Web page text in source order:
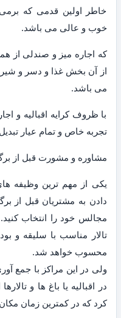
خاطر اولین قدمی که
خوب و عالی می باشد.
که اجاره میز و صندلی از
از آن بخش غذا و دسر و
می باشد.
با ظروف کرایه اقبالیه و
تجربه خاص و تمام عیار
مشاوره و مشورت قبل از
یکی از مهم ترین وظیفه
دادن به مشتریان قبل از
مجالس خود را انتخاب کنید.
تالار مناسب با سلیقه و
محسوب خواهد شد.
ولی در این مراکز با جمع
در اقبالیه یا باغ ها و
کرد که در کمترین زمان